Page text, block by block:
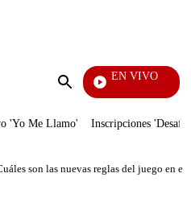
Enviar
EN VIVO
Día A Día
'Yo Me Llamo' Inscripciones
son las nuevas reglas del juego en el